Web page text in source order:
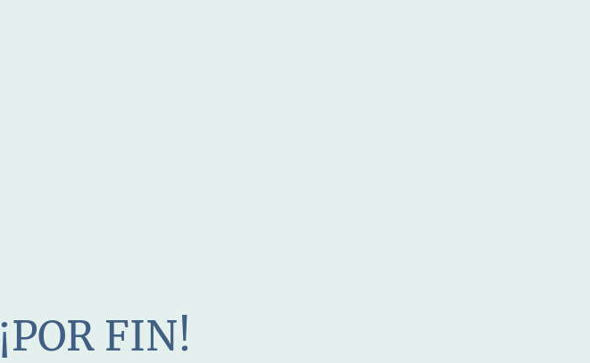
¡POR FIN!